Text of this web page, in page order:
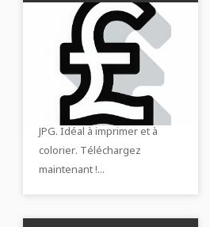
Modèle à colorier du
symbole livre à
télécharger
gratuitement
Téléchargez le modèle de
coloriage symbole de
livresterling gratuit au format
JPG. Idéal à imprimer et à
colorier. Téléchargez
maintenant !...